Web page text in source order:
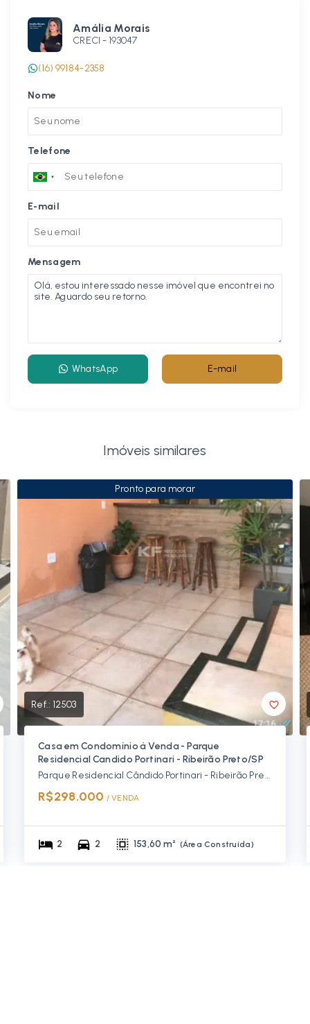
Amália Morais
CRECI - 193047
(16) 99184-2358
Nome
Telefone
E-mail
Mensagem
WhatsApp E-mail
Imóveis similares
Pronto para morar
Ref.: 12503
Casa em Condomínio á Venda - Parque
Residencial Candido Portinari - Ribeirão Preto/SP
Parque Residencial Cândido Portinari - Ribeirão Preto/SP
R$298.000 / VENDA
2 2 153,60 m² (Área Construída)